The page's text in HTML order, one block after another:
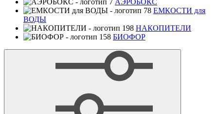
ЕМКОСТИ для
ВОДЫ
НАКОПИТЕЛИ
БИОФОР